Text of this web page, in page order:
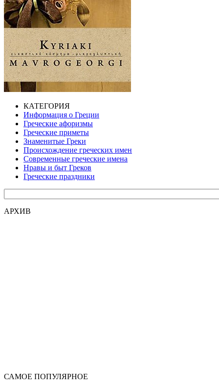
КАТЕГОРИЯ
Информация о Греции
Греческие афоризмы
Греческие приметы
Знаменитые Греки
Происхождение греческих имен
Современные греческие имена
Нравы и быт Греков
Греческие праздники
АРХИВ
САМОЕ ПОПУЛЯРНОЕ